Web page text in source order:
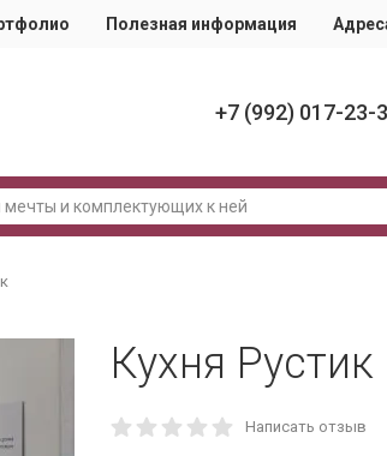
Полезная информация
+7 (992) 017-23-
Кухня
Написать отзыв